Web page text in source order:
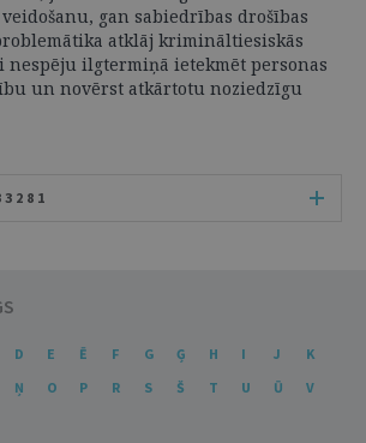
gan sabiedrības drošības
atklāj krimināltiesiskās
nespēju ilgtermiņā ietekmēt personas
un novērst atkārtotu noziedzīgu
D E Ē F G Ģ H I J
K
Ņ O P R S Š T U Ū
V